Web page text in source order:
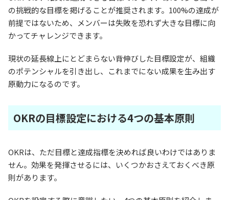
の挑戦的な目標を掲げることが推奨されます。100%の達成が
前提ではないため、メンバーは失敗を恐れず大きな目標に向
かってチャレンジできます。
現状の延長線上にとどまらない背伸びした目標設定が、組織
のポテンシャルを引き出し、これまでにない成果を生み出す
原動力になるのです。
OKRの目標設定における4つの基本原則
OKRは、ただ目標と達成指標を決めれば良いわけではありま
せん。効果を発揮させるには、いくつかおさえておくべき原
則があります。